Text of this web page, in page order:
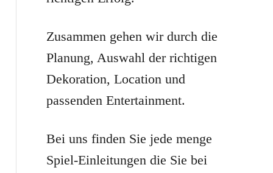
:Zusammen gehen wir durch die
Planung, Auswahl der richtigen
Dekoration, Location und
passenden Entertainment.
Bei uns finden Sie jede menge
Spiel-Einleitungen die Sie bei